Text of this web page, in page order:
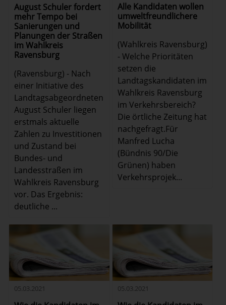
August Schuler fordert
mehr Tempo bei
Sanierungen und
Planungen der Straßen
im Wahlkreis
Ravensburg
(Ravensburg) - Nach
einer Initiative des
Landtagsabgeordneten
August Schuler liegen
erstmals aktuelle
Zahlen zu Investitionen
und Zustand bei
Bundes- und
Landesstraßen im
Wahlkreis Ravensburg
vor. Das Ergebnis:
deutliche ...
Alle Kandidaten wollen
umweltfreundlichere
Mobilität
(Wahlkreis Ravensburg)
- Welche Prioritäten
setzen die
Landtagskandidaten im
Wahlkreis Ravensburg
im Verkehrsbereich?
Die örtliche Zeitung hat
nachgefragt.Für
Manfred Lucha
(Bündnis 90/Die
Grünen) haben
Verkehrsprojek...
05.03.2021 05.03.2021